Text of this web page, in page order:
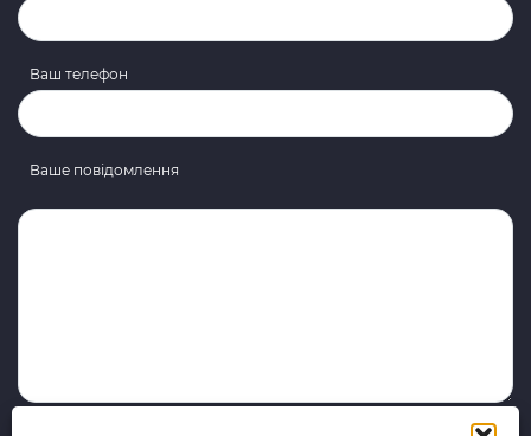
Ваш телефон
Ваше повідомлення